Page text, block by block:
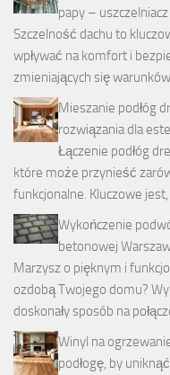
papy –
Szczelność dachu to
wpływać na komfort i
zmieniających się
Mieszanie podłóg
rozwiązania dla
Łączenie podłóg
które może przynieść
funkcjonalne. Kluczowe
Wykończenie
betonowej
Marzysz o pięknym i
ozdobą Twojego domu?
doskonały sposób na
Winyl na
podłogę, by